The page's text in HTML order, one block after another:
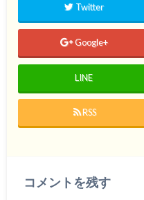
Twitter
Google+
LINE
RSS
コメントを残す